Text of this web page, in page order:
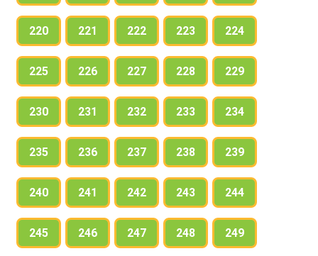
220 221 222 223 224
225 226 227 228 229
230 231 232 233 234
235 236 237 238 239
240 241 242 243 244
245 246 247 248 249